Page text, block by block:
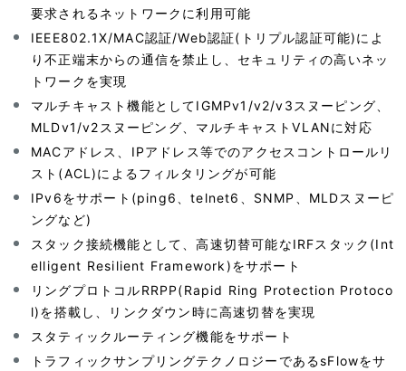
要求されるネットワークに利用可能
IEEE802.1X/MAC認証/Web認証(トリプル認証可能)によ
り不正端末からの通信を禁止し、セキュリティの高いネッ
トワークを実現
マルチキャスト機能としてIGMPv1/v2/v3スヌーピング、
MLDv1/v2スヌーピング、マルチキャストVLANに対応
MACアドレス、IPアドレス等でのアクセスコントロールリ
スト(ACL)によるフィルタリングが可能
IPv6をサポート(ping6、telnet6、SNMP、MLDスヌーピ
ングなど)
スタック接続機能として、高速切替可能なIRFスタック(Int
elligent Resilient Framework)をサポート
リングプロトコルRRPP(Rapid Ring Protection Protoco
l)を搭載し、リンクダウン時に高速切替を実現
スタティックルーティング機能をサポート
トラフィックサンプリングテクノロジーであるsFlowをサ